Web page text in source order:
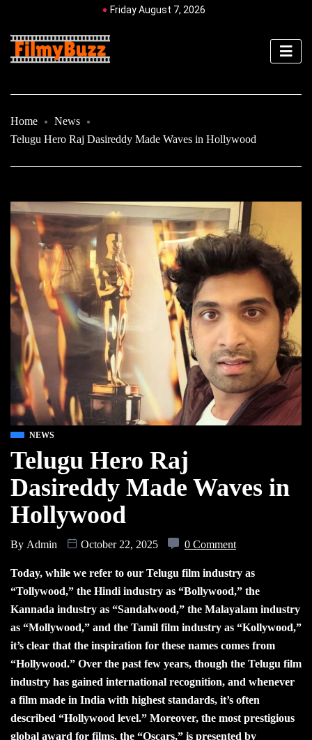
Friday August 7, 2026
Home
News
Telugu Hero Raj Dasireddy Made Waves in Hollywood
NEWS
Telugu Hero Raj
Dasireddy Made Waves in
Hollywood
By Admin October 22, 2025 0 Comment
Today, while we refer to our Telugu film industry as
“Tollywood,” the Hindi industry as “Bollywood,” the
Kannada industry as “Sandalwood,” the Malayalam industry
as “Mollywood,” and the Tamil film industry as “Kollywood,”
it’s clear that the inspiration for these names comes from
“Hollywood.” Over the past few years, though the Telugu film
industry has gained international recognition, and whenever
a film made in India with highest standards, it’s often
described “Hollywood level.” Moreover, the most prestigious
global award for films, the “Oscars,” is presented by